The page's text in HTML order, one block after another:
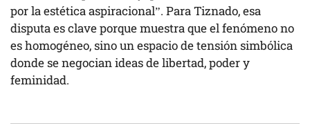
por la estética aspiracional”. Para Tiznado, esa
disputa es clave porque muestra que el fenómeno no
es homogéneo, sino un espacio de tensión simbólica
donde se negocian ideas de libertad, poder y
feminidad.